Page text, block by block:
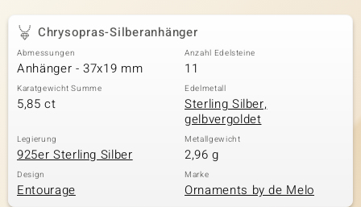
Chrysopras-Silberanhänger
Abmessungen
Anhänger - 37x19 mm
Anzahl Edelsteine
11
Karatgewicht Summe
5,85 ct
Edelmetall
Sterling Silber,
gelbvergoldet
Legierung
925er Sterling Silber
Metallgewicht
2,96 g
Design
Entourage
Marke
Ornaments by de Melo